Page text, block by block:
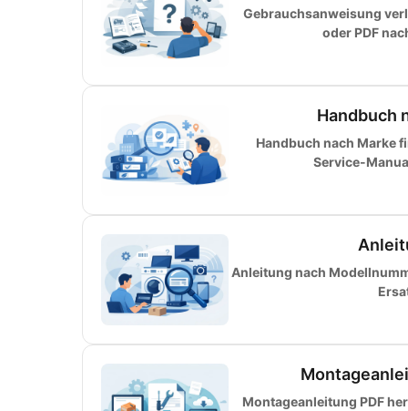
Gebrauchsanweisung
oder PDF
Handbuch
Handbuch nach Marke
Service-
Anleitung nach
Montageanleitung PDF